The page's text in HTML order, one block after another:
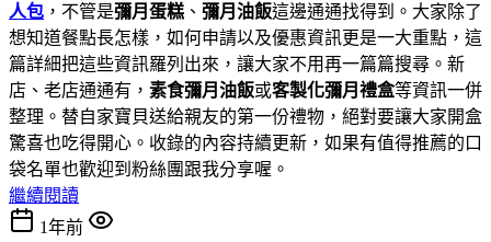
人包 ，不管是彌月蛋糕 、 彌月油飯這邊通通找得到。大家除了
想知道餐點長怎樣，如何申請以及優惠資訊更是一大重點，這
篇詳細把這些資訊羅列出來，讓大家不用再一篇篇搜尋。新
店、老店通通有， 素食彌月油飯或客製化彌月禮盒等資訊一併
整理。替自家寶貝送給親友的第一份禮物，絕對要讓大家開盒
驚喜也吃得開心。收錄的內容持續更新，如果有值得推薦的口
袋名單也歡迎到粉絲團跟我分享喔。
繼續閱讀
1年前